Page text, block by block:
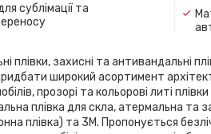
сублімації та
захисні та антивандальні
широкий асортимент
прозорі та кольорові литі плівки
плівка для скла, атермальна
плівка) та 3М. Пропонується